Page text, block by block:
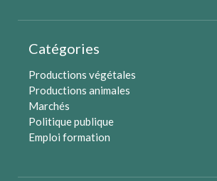
Catégories
Productions végétales
Productions animales
Marchés
Politique publique
Emploi formation